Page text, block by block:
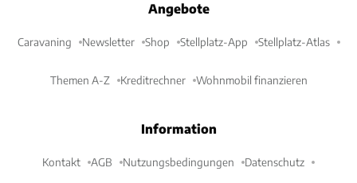
Angebote
Caravaning Newsletter Shop Stellplatz-App Stellplatz-Atlas
Themen A-Z Kreditrechner Wohnmobil finanzieren
Information
Kontakt AGB Nutzungsbedingungen Datenschutz